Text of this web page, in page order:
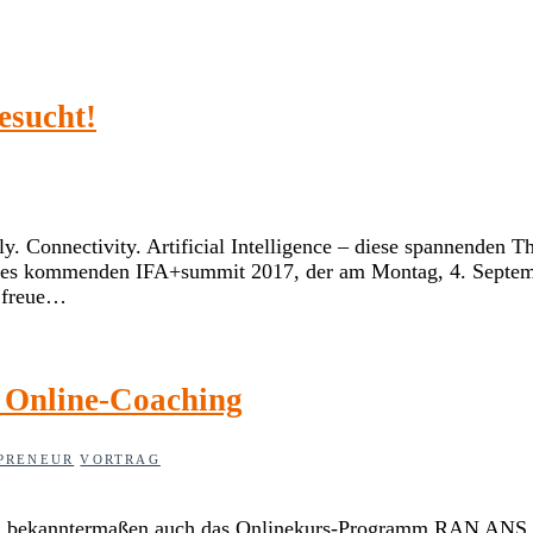
Artificial Intelligence – diese spannenden
kommenden IFA+summit 2017, der am Montag, 4.
freue…
Coaching
VORTRAG